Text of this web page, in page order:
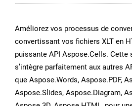
Améliorez vos processus de
convertissant vos fichiers XLT en
puissante API Aspose.Cells.
s’intègre parfaitement aux autres
que Aspose.Words, Aspose.PDF,
Aspose.Slides, Aspose.Diagram,